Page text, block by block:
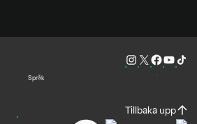
Språk
Tillbaka upp